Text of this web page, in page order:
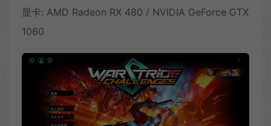
显卡: AMD Radeon RX 480 / NVIDIA GeForce GTX
1060